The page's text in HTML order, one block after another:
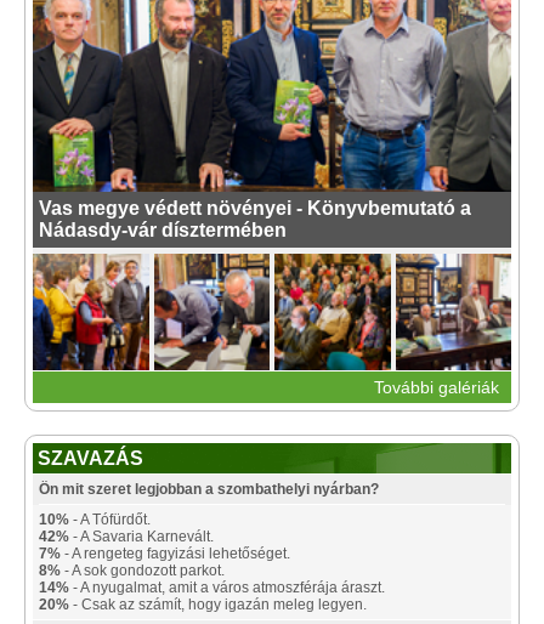
Vas megye védett növényei - Könyvbemutató a
Nádasdy-vár dísztermében
További galériák
SZAVAZÁS
Ön mit szeret legjobban a szombathelyi nyárban?
10% - A Tófürdőt.
42% - A Savaria Karnevált.
7% - A rengeteg fagyizási lehetőséget.
8% - A sok gondozott parkot.
14% - A nyugalmat, amit a város atmoszférája áraszt.
20% - Csak az számít, hogy igazán meleg legyen.